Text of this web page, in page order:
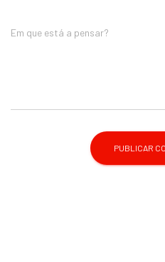
Em que está a pensar?